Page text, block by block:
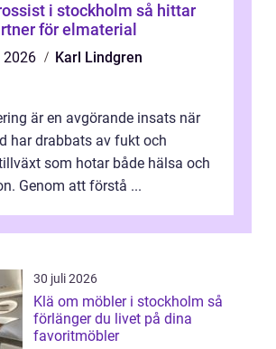
i stockholm så hittar
för elmaterial
2026
Karl Lindgren
är en avgörande insats när
har drabbats av fukt och
som hotar både hälsa och
Genom att förstå ...
30 juli 2026
Klä om möbler i stockholm så
förlänger du livet på dina
favoritmöbler